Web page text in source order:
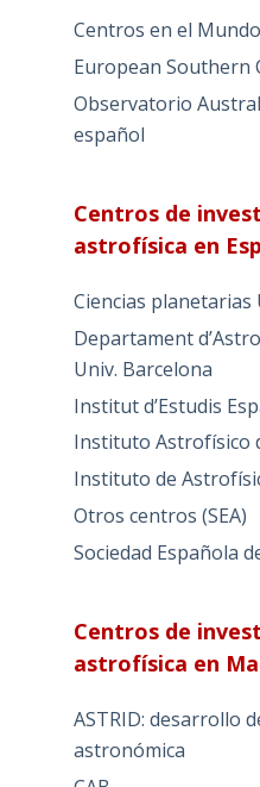
Centros en el Mundo
European Southern
Observatorio
español
Centros de
astrofísica en
Ciencias planetarias
Departament
Univ. Barcelona
Institut d’Estudis
Instituto Astrofísico
Instituto de
Otros centros (SEA)
Sociedad Española
Centros de
astrofísica en
ASTRID: desarrollo
astronómica